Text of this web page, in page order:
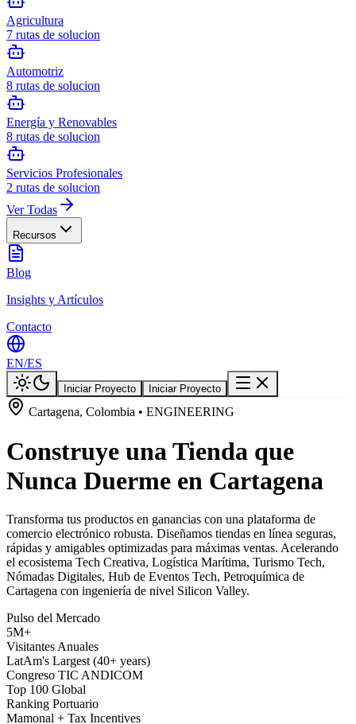
Agricultura
7 rutas de solucion
Automotriz
8 rutas de solucion
Energía y Renovables
8 rutas de solucion
Servicios Profesionales
2 rutas de solucion
Ver Todas
Recursos
Blog
Insights y Artículos
Contacto
EN/ES
Iniciar Proyecto Iniciar Proyecto
Cartagena, Colombia • ENGINEERING
Construye una Tienda que
Nunca Duerme en Cartagena
Transforma tus productos en ganancias con una plataforma de
comercio electrónico robusta. Diseñamos tiendas en línea seguras,
rápidas y amigables optimizadas para máximas ventas. Acelerando
el ecosistema Tech Creativa, Logística Marítima, Turismo Tech,
Nómadas Digitales, Hub de Eventos Tech, Petroquímica de
Cartagena con ingeniería de nivel Silicon Valley.
Pulso del Mercado
5M+
Visitantes Anuales
LatAm's Largest (40+ years)
Congreso TIC ANDICOM
Top 100 Global
Ranking Portuario
Mamonal + Tax Incentives